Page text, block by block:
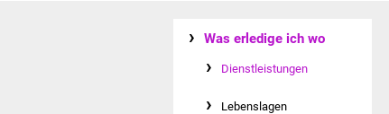
Was erledige ich wo
Dienstleistungen
Lebenslagen